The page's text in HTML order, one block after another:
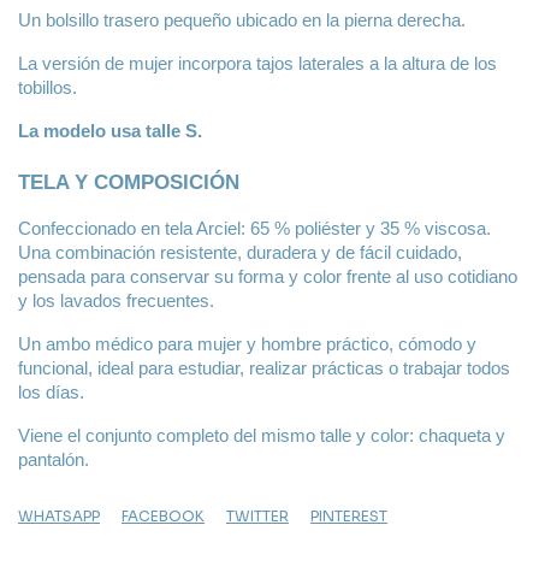
Un bolsillo trasero pequeño ubicado en la pierna derecha.
La versión de mujer incorpora tajos laterales a la altura de los
tobillos.
La modelo usa talle S.
TELA Y COMPOSICIÓN
Confeccionado en tela Arciel: 65 % poliéster y 35 % viscosa.
Una combinación resistente, duradera y de fácil cuidado,
pensada para conservar su forma y color frente al uso cotidiano
y los lavados frecuentes.
Un ambo médico para mujer y hombre práctico, cómodo y
funcional, ideal para estudiar, realizar prácticas o trabajar todos
los días.
Viene el conjunto completo del mismo talle y color: chaqueta y
pantalón.
WHATSAPP FACEBOOK TWITTER PINTEREST